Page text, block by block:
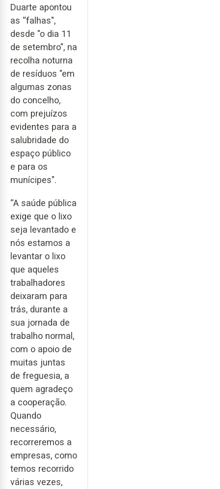
Duarte apontou
as “falhas",
desde "o dia 11
de setembro", na
recolha noturna
de resíduos "em
algumas zonas
do concelho,
com prejuízos
evidentes para a
salubridade do
espaço público
e para os
munícipes".
“A saúde pública
exige que o lixo
seja levantado e
nós estamos a
levantar o lixo
que aqueles
trabalhadores
deixaram para
trás, durante a
sua jornada de
trabalho normal,
com o apoio de
muitas juntas
de freguesia, a
quem agradeço
a cooperação.
Quando
necessário,
recorreremos a
empresas, como
temos recorrido
várias vezes,